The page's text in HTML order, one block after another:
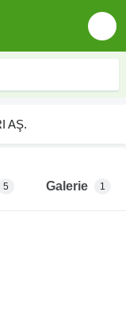
5 Galerie 1